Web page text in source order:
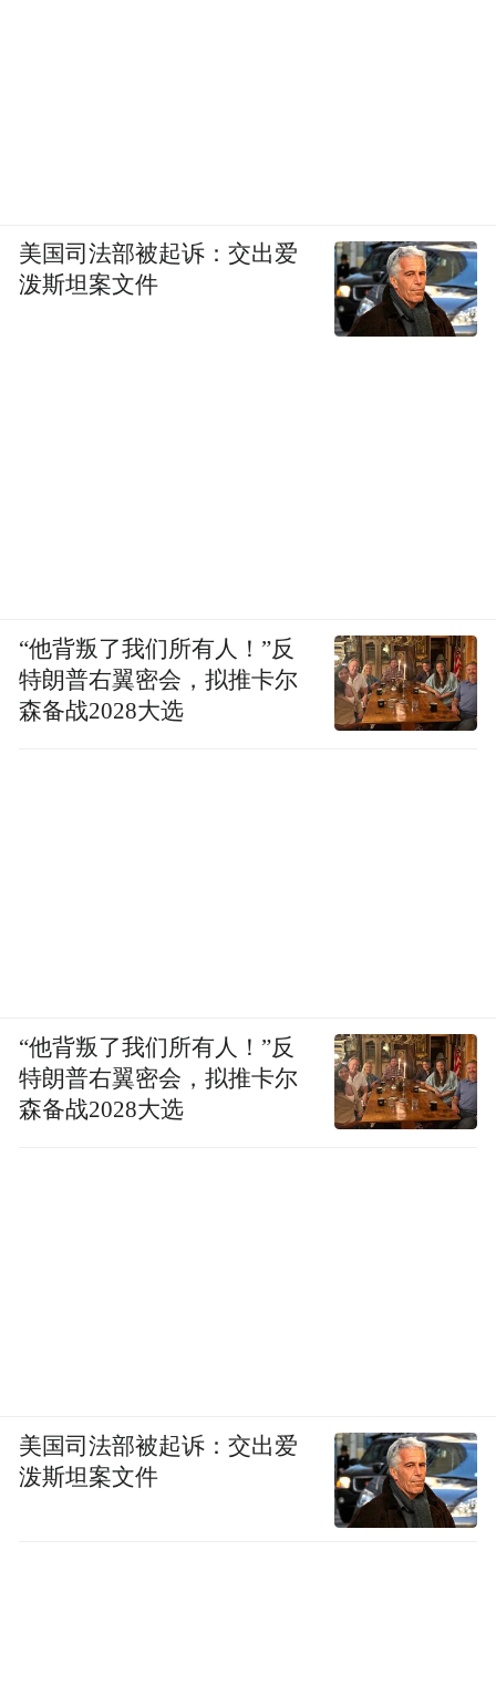
美国司法部被起诉：交出爱
泼斯坦案文件
“他背叛了我们所有人！”反
特朗普右翼密会，拟推卡尔
森备战2028大选
“他背叛了我们所有人！”反
特朗普右翼密会，拟推卡尔
森备战2028大选
美国司法部被起诉：交出爱
泼斯坦案文件